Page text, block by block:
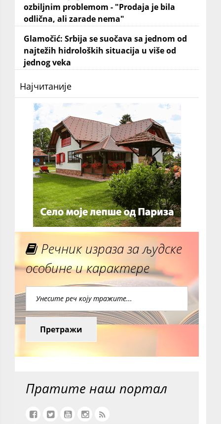
ozbiljnim problemom - "Prodaja je bila
odlična, ali zarade nema"
Glamočić: Srbija se suočava sa jednom od
najtežih hidroloških situacija u više od
jednog veka
Најчитаније
Речник израза за људске
особине и карактере
Претражи
Пратите наш портал